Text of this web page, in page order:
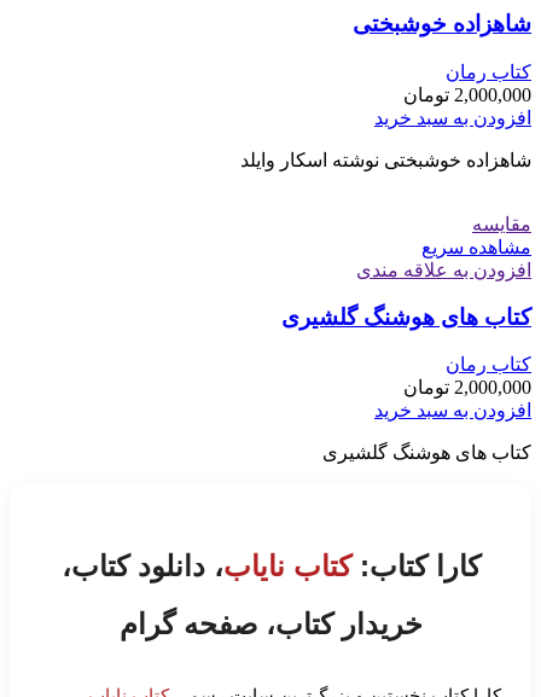
شاهزاده خوشبختی
کتاب رمان
2,000,000 تومان
افزودن به سبد خرید
شاهزاده خوشبختی نوشته اسکار وایلد
مقایسه
مشاهده سریع
افزودن به علاقه مندی
کتاب های هوشنگ گلشیری
کتاب رمان
2,000,000 تومان
افزودن به سبد خرید
کتاب های هوشنگ گلشیری
کارا کتاب:کتاب نایاب، دانلود کتاب،
خریدار کتاب، صفحه گرام